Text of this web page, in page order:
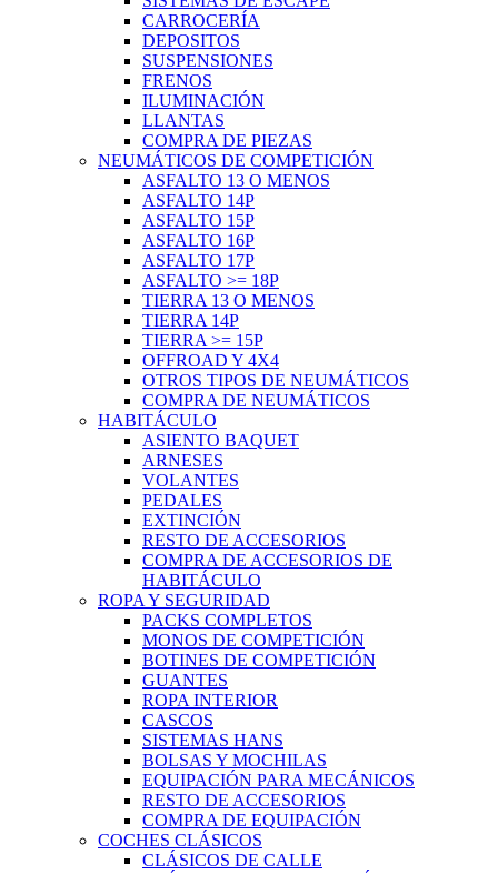
CARROCERÍA
DEPOSITOS
SUSPENSIONES
FRENOS
ILUMINACIÓN
LLANTAS
COMPRA DE PIEZAS
NEUMÁTICOS DE COMPETICIÓN
ASFALTO 13 O MENOS
ASFALTO 14P
ASFALTO 15P
ASFALTO 16P
ASFALTO 17P
ASFALTO >= 18P
TIERRA 13 O MENOS
TIERRA 14P
TIERRA >= 15P
OFFROAD Y 4X4
OTROS TIPOS DE NEUMÁTICOS
COMPRA DE NEUMÁTICOS
HABITÁCULO
ASIENTO BAQUET
ARNESES
VOLANTES
PEDALES
EXTINCIÓN
RESTO DE ACCESORIOS
COMPRA DE ACCESORIOS DE
HABITÁCULO
ROPA Y SEGURIDAD
PACKS COMPLETOS
MONOS DE COMPETICIÓN
BOTINES DE COMPETICIÓN
GUANTES
ROPA INTERIOR
CASCOS
SISTEMAS HANS
BOLSAS Y MOCHILAS
EQUIPACIÓN PARA MECÁNICOS
RESTO DE ACCESORIOS
COMPRA DE EQUIPACIÓN
COCHES CLÁSICOS
CLÁSICOS DE CALLE